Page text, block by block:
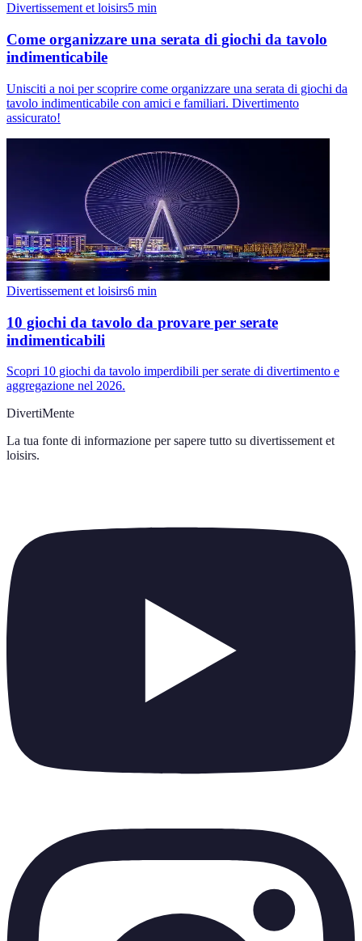
Divertissement et loisirs5 min
Come organizzare una serata di giochi da tavolo
indimenticabile
Unisciti a noi per scoprire come organizzare una serata di giochi da
tavolo indimenticabile con amici e familiari. Divertimento
assicurato!
Divertissement et loisirs6 min
10 giochi da tavolo da provare per serate
indimenticabili
Scopri 10 giochi da tavolo imperdibili per serate di divertimento e
aggregazione nel 2026.
DivertiMente
La tua fonte di informazione per sapere tutto su divertissement et
loisirs.